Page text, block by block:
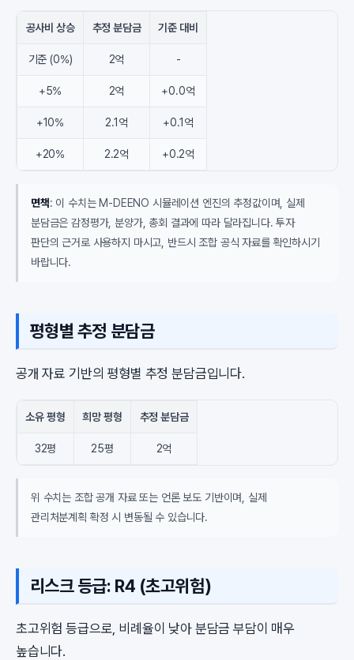
공사비 상승 추정 분담금 기준 대비
기준 (0%) 2억 -
+5% 2억 +0.0억
+10% 2.1억 +0.1억
+20% 2.2억 +0.2억
면책: 이 수치는 M-DEENO 시뮬레이션 엔진의 추정값이며, 실제
분담금은 감정평가, 분양가, 총회 결과에 따라 달라집니다. 투자
판단의 근거로 사용하지 마시고, 반드시 조합 공식 자료를 확인하시기
바랍니다.
평형별 추정 분담금
공개 자료 기반의 평형별 추정 분담금입니다.
소유 평형 희망 평형 추정 분담금
32평 25평 2억
위 수치는 조합 공개 자료 또는 언론 보도 기반이며, 실제
관리처분계획 확정 시 변동될 수 있습니다.
리스크 등급: R4 (초고위험)
초고위험 등급으로, 비례율이 낮아 분담금 부담이 매우
높습니다.